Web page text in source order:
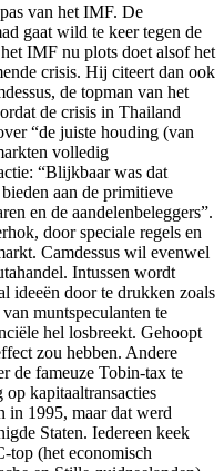
van het IMF. De
gaat wild te keer tegen de
IMF nu plots doet alsof het
crisis. Hij citeert dan ook
de topman van het
de crisis in Thailand
“de juiste houding (van
volledig
“Blijkbaar was dat
aan de primitieve
en de aandelenbeleggers”.
door speciale regels en
Camdessus wil evenwel
Intussen wordt
ideeën door te drukken zoals
muntspeculanten te
hel losbreekt. Gehoopt
zou hebben. Andere
de fameuze Tobin-tax te
kapitaaltransacties
in 1995, maar dat werd
Staten. Iedereen keek
top (het economisch